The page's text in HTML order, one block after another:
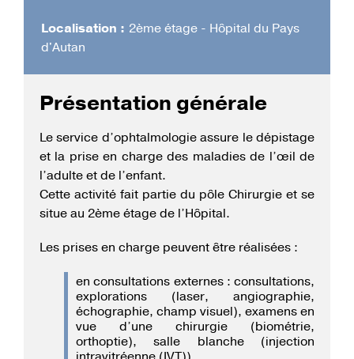
Localisation : 2ème étage - Hôpital du Pays
d'Autan
Présentation générale
Le service d’ophtalmologie assure le dépistage
et la prise en charge des maladies de l’œil de
l’adulte et de l’enfant.
Cette activité fait partie du pôle Chirurgie et se
situe au 2ème étage de l’Hôpital.
Les prises en charge peuvent être réalisées :
en consultations externes : consultations,
explorations (laser, angiographie,
échographie, champ visuel), examens en
vue d’une chirurgie (biométrie,
orthoptie), salle blanche (injection